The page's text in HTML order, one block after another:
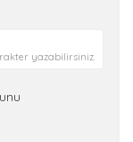
yazabilirsiniz.